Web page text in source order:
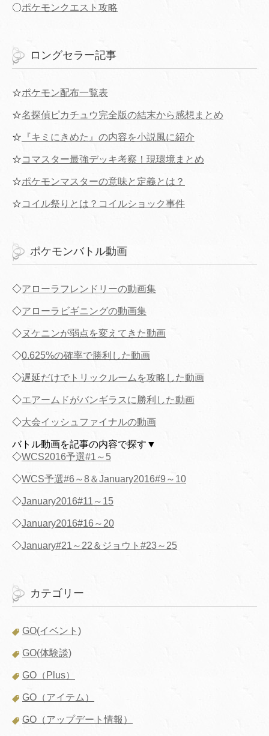
〇ポケモンクエスト攻略
ロングセラー記事
☆ポケモン配布一覧表
☆名探偵ピカチュウ完全版の結末から感想まとめ
☆ 『キミにきめた』の内容を小説風に紹介
☆コマスター最強デッキ考察！現環境まとめ
☆ポケモンマスターの意味と定義とは？
☆コイル祭りとは？コイルショック事件
ポケモンバトル動画
◇アローラフレンドリーの動画集
◇アローラビギニングの動画集
◇ヌケニンが弱点を変えてきた動画
◇0.625%の確率で勝利した動画
◇遅延だけでトリックルームを攻略した動画
◇エアームドがバンギラスに勝利した動画
◇大会イッシュファイナルの動画
バトル動画を記事の内容で探す▼
◇WCS2016予選#1～5
◇WCS予選#6～8＆January2016#9～10
◇January2016#11～15
◇January2016#16～20
◇January#21～22＆ジョウト#23～25
カテゴリー
GO(イベント)
GO(体験談)
GO（Plus）
GO（アイテム）
GO（アップデート情報）